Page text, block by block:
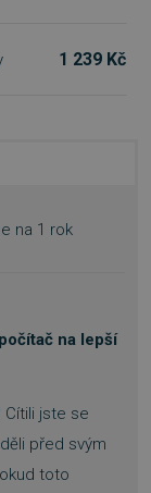
1 239 Kč
na 1 rok
na lepší
jste se
před svým
toto